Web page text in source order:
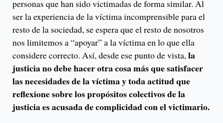
personas que han sido victimadas de forma similar. Al
ser la experiencia de la víctima incomprensible para el
resto de la sociedad, se espera que el resto de nosotros
nos limitemos a “apoyar” a la víctima en lo que ella
considere correcto. Así, desde ese punto de vista,la
justicia no debe hacer otra cosa más que satisfacer
las necesidades de la víctima y toda actitud que
reflexione sobre los propósitos colectivos de la
justicia es acusada de complicidad con el victimario.